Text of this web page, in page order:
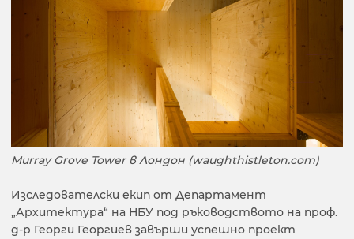
Murray Grove Tower в Лондон (waughthistleton.com)
Изследователски екип от Департамент
„Архитектура“ на НБУ под ръководството на проф.
д-р Георги Георгиев завърши успешно проект